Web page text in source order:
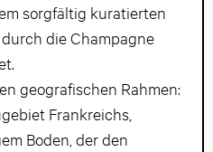
sorgfältig kuratierten
die Champagne
geografischen Rahmen:
Frankreichs,
Boden, der den